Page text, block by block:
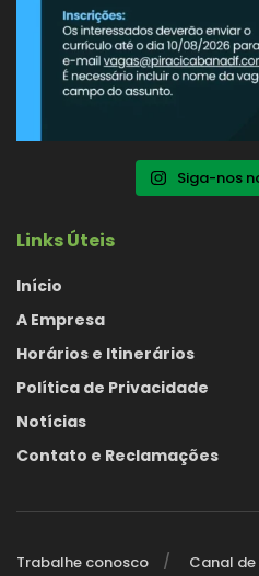
Siga-nos
Links Úteis
Início
A Empresa
Horários e Itinerários
Política de Privacidade
Notícias
Contato e Reclamações
Trabalhe conosco Canal de